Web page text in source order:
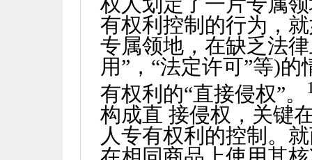
有权利控制的行为，
专属领地，在缺乏法
用”，“法定许可”等)的
有权利的“直接侵权”。
构成直 接侵权，关键
人专有权利的控制。